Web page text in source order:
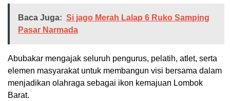
Baca Juga: Si jago Merah Lalap 6 Ruko Samping
Pasar Narmada
Abubakar mengajak seluruh pengurus, pelatih, atlet, serta
elemen masyarakat untuk membangun visi bersama dalam
menjadikan olahraga sebagai ikon kemajuan Lombok
Barat.